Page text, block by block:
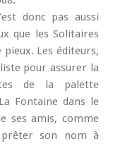
donc pas aussi
que les Solitaires
Les éditeurs,
pour assurer la
de la palette
Fontaine dans le
ses amis, comme
prêter son nom à